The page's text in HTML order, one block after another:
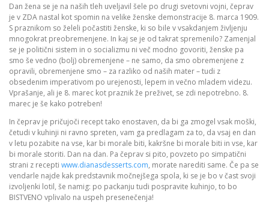
Dan žena se je na naših tleh uveljavil šele po drugi svetovni vojni, čeprav
je v ZDA nastal kot spomin na velike ženske demonstracije 8. marca 1909.
S praznikom so želeli počastiti ženske, ki so bile v vsakdanjem življenju
mnogokrat preobremenjene. In kaj se je od takrat spremenilo? Zamenjal
se je politični sistem in o socializmu ni več modno govoriti, ženske pa
smo še vedno (bolj) obremenjene – ne samo, da smo obremenjene z
opravili, obremenjene smo – za razliko od naših mater – tudi z
obsedenim imperativom po urejenosti, lepem in večno mladem videzu.
Vprašanje, ali je 8. marec kot praznik že preživet, se zdi nepotrebno. 8.
marec je še kako potreben!
In čeprav je pričujoči recept tako enostaven, da bi ga zmogel vsak moški,
četudi v kuhinji ni ravno spreten, vam ga predlagam za to, da vsaj en dan
v letu pozabite na vse, kar bi morale biti, kakršne bi morale biti in vse, kar
bi morale storiti. Dan na dan. Pa čeprav si pito, povzeto po simpatični
strani z recepti www.dianasdesserts.com, morate narediti same. Če pa se
vendarle najde kak predstavnik močnejšega spola, ki se je bo v čast svoji
izvoljenki lotil, še namig: po packanju tudi pospravite kuhinjo, to bo
BISTVENO vplivalo na uspeh presenečenja!